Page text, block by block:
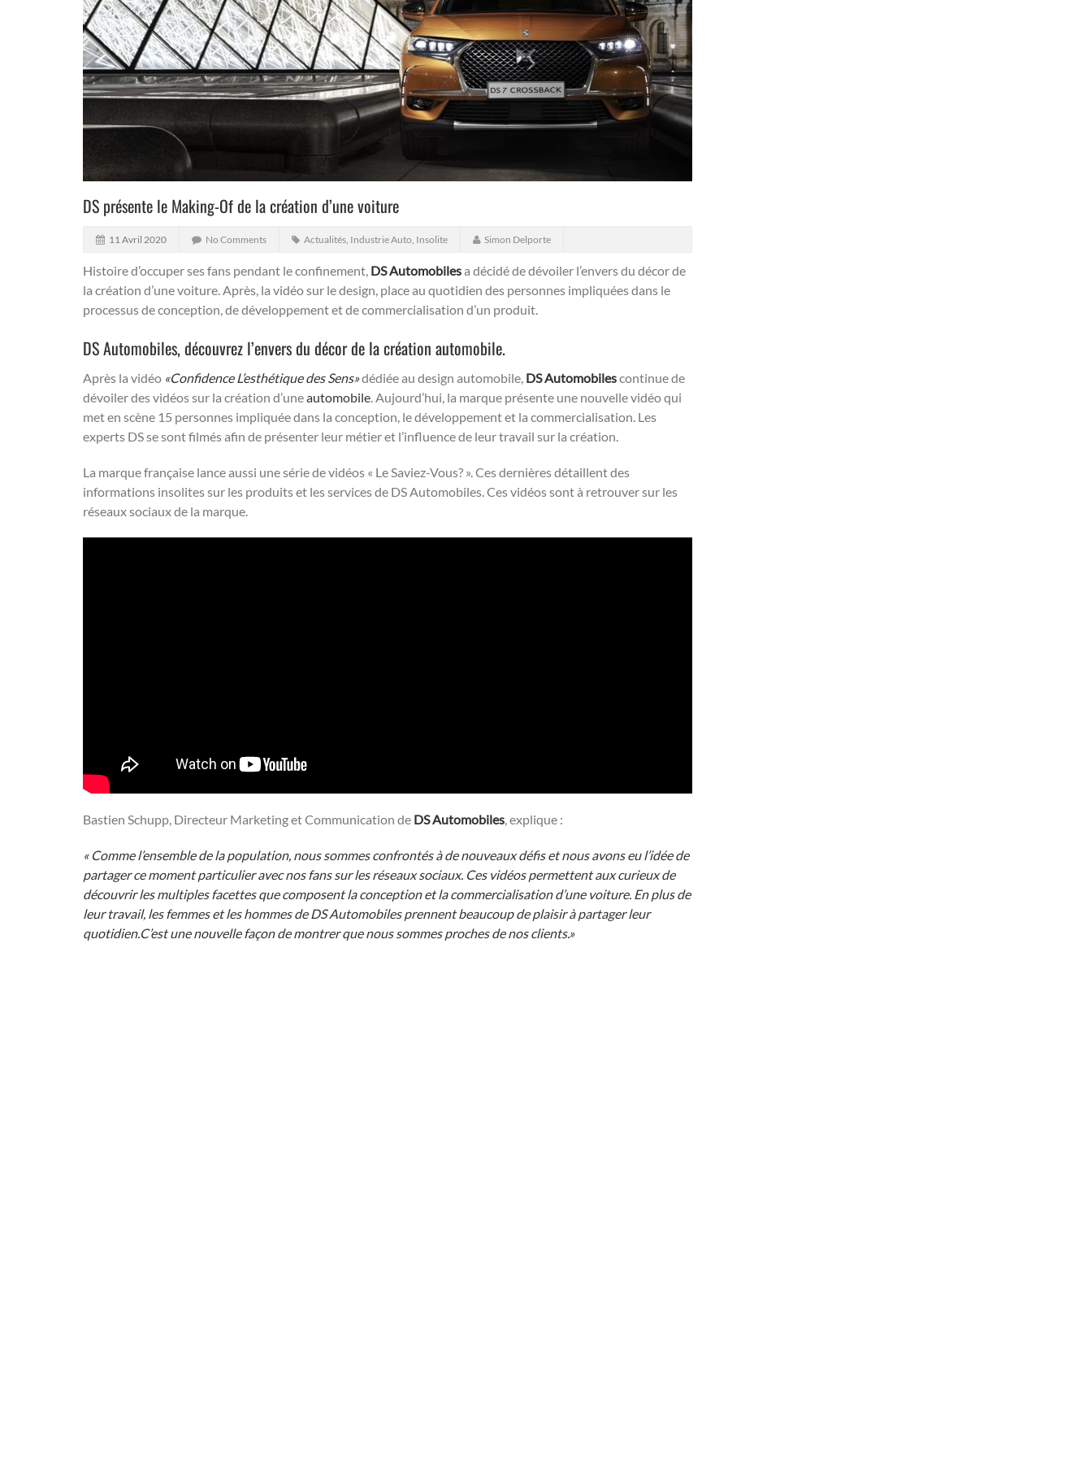
DS présente le Making-Of de la création d’une voiture
11 Avril 2020 No Comments Actualités, Industrie Auto, Insolite Simon Delporte
Histoire d’occuper ses fans pendant le confinement, DS Automobilesa décidé de dévoiler l’envers du décor de
la création d’une voiture. Après, la vidéo sur le design, place au quotidien des personnes impliquées dans le
processus de conception, de développement et de commercialisation d’un produit.
DS Automobiles, découvrez l’envers du décor de la création automobile.
Après la vidéo «Confidence L’esthétique des Sens»dédiée au design automobile, DS Automobilescontinue de
dévoiler des vidéos sur la création d’uneautomobile. Aujourd’hui, la marque présente une nouvelle vidéo qui
met en scène 15 personnes impliquée dans la conception, le développement et la commercialisation. Les
experts DS se sont filmés afin de présenter leur métier et l’influence de leur travail sur la création.
La marque française lance aussi une série de vidéos « Le Saviez-Vous? ». Ces dernières détaillent des
informations insolites sur les produits et les services de DS Automobiles. Ces vidéos sont à retrouver sur les
réseaux sociaux de la marque.
Bastien Schupp, Directeur Marketing et Communication de DS Automobiles, explique :
« Comme l’ensemble de la population, nous sommes confrontés à de nouveaux défis et nous avons eu l’idée de
partager ce moment particulier avec nos fans sur les réseaux sociaux. Ces vidéos permettent aux curieux de
découvrir les multiples facettes que composent la conception et la commercialisation d’une voiture. En plus de
leur travail, les femmes et les hommes de DS Automobiles prennent beaucoup de plaisir à partager leur
quotidien.C’est une nouvelle façon de montrer que nous sommes proches de nos clients.»